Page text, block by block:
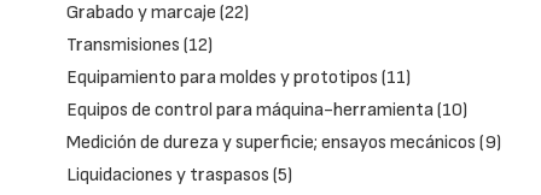
Grabado y marcaje (22)
Transmisiones (12)
Equipamiento para moldes y prototipos (11)
Equipos de control para máquina-herramienta(10)
Medición de dureza y superficie; ensayos mecánicos (9)
Liquidaciones y traspasos (5)